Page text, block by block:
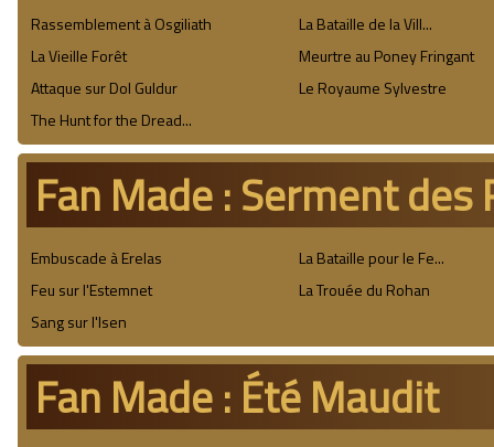
Rassemblement à Osgiliath
La Bataille de la Vill...
La Vieille Forêt
Meurtre au Poney Fringant
Attaque sur Dol Guldur
Le Royaume Sylvestre
The Hunt for the Dread...
Fan Made : Serment des
Embuscade à Erelas
La Bataille pour le Fe...
Feu sur l'Estemnet
La Trouée du Rohan
Sang sur l'Isen
Fan Made : Été Maudit